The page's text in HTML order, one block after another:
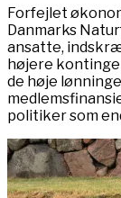
Forfejlet
Danmarks
ansatte,
højere
de høje
politiker som